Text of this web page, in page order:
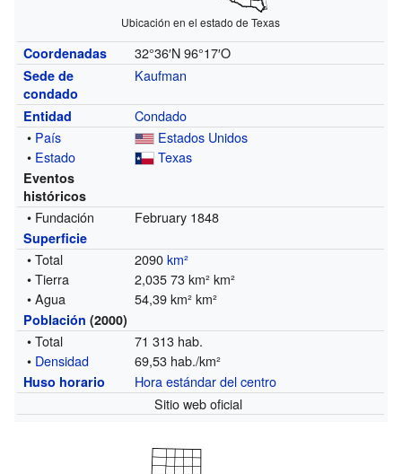
Ubicación en el estado de Texas
Coordenadas 32°36′N 96°17′O
Sede de
condado
Kaufman
Entidad
Condado
• País
Estados Unidos
• Estado Texas
Eventos
históricos
• Fundación February 1848
Superficie
• Total 2090km²
• Tierra
2,035 73 km² km²
• Agua
54,39 km² km²
Población (2000)
• Total
71 313 hab.
• Densidad 69,53 hab./km²
Huso horario
Hora estándar del centro
Sitio web oficial